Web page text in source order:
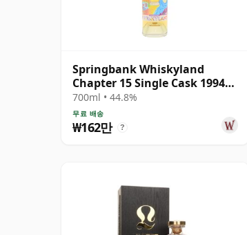
Springbank Whiskyland
Chapter 15 Single Cask 1994
30년산
700ml • 44.8%
무료 배송
₩162만 ?